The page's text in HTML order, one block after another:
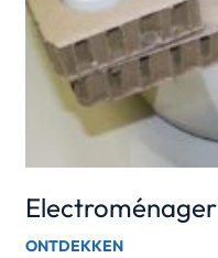
Electroménager
ONTDEKKEN